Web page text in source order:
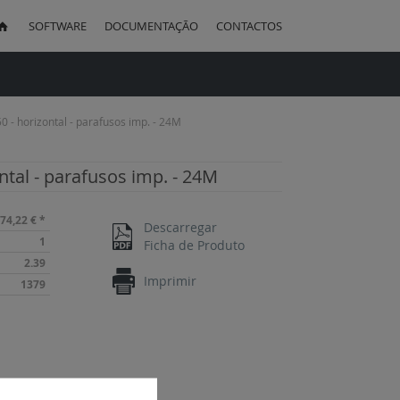
SOFTWARE DOCUMENTAÇÃO CONTACTOS
- horizontal - parafusos imp. - 24M
- parafusos imp. - 24M
74,22 € *
1
2.39
1379
Descarregar
Ficha de Produto
Imprimir